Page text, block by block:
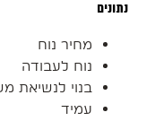
נתונים
מחיר נוח
נוח לעבודה
בנוי לנשיאת
עמיד